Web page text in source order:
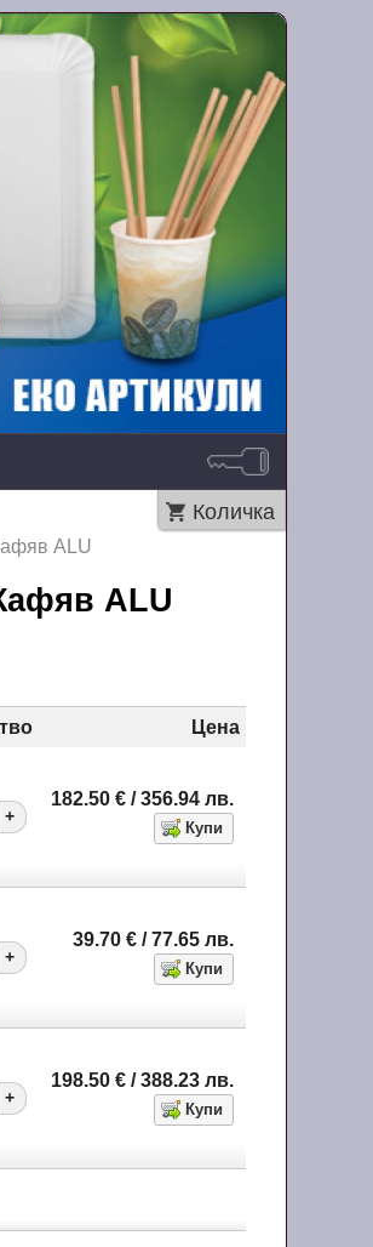
Количка
ALU
ALU
Цена
+
182.50€ / 356.94лв.
+
39.70€ / 77.65лв.
+
198.50€ / 388.23лв.